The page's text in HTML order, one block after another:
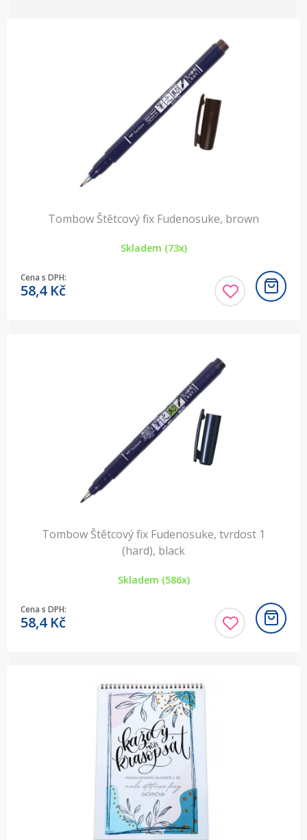
Tombow Štětcový fix Fudenosuke, brown
Skladem (73x)
Cena s DPH:
58,4 Kč
Tombow Štětcový fix Fudenosuke, tvrdost 1
(hard), black
Skladem (586x)
Cena s DPH:
58,4 Kč